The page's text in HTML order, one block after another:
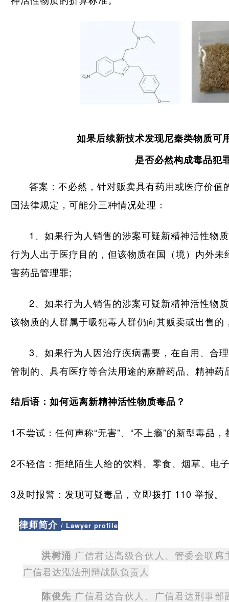
如果后续新技术发现尼秦类物质可
是否必然构成毒品犯
答案：不必然，针对贩卖具有药用或医疗价值
国法律规定，可能分三种情况处理：
1、如果行为人销售的涉案可疑新精神活性物
行为人出于医疗目的，但该物质在国（境）内外
害药品管理罪;
2、如果行为人销售的涉案可疑新精神活性物
该物质的人群属于吸犯毒人群仍向其贩卖或出售
3、如果行为人因治疗疾病需要，在自用、合
管制的、具有医疗等合法用途的麻醉药品、精神
结后语：如何远离新精神活性物质毒品？
1不尝试：任何声称“无害”、“不上瘾”的新型毒品
2不轻信：拒绝陌生人给的饮料、零食、烟草、电
3及时报警：发现可疑毒品，立即拨打 110 举报。
律师简介 / Lawyer profile
洪树涌 广信君达高级合伙人、管委会联
广信君达泓法刑辩战队负责人
陈俊先 广信君达合伙人、广信君达刑事